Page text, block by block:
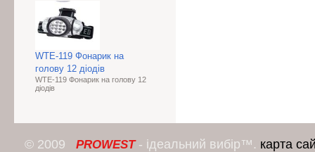
WTE-119 Фонарик на
голову 12 діодів
WTE-119 Фонарик на голову 12
діодів
© 2009 PROWEST- ідеальний вибір™. карта